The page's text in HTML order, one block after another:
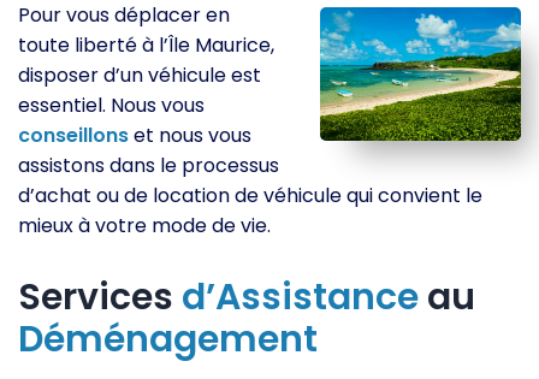
Pour vous déplacer en
toute liberté à l’Île Maurice,
disposer d’un véhicule est
essentiel. Nous vous
conseillonset nous vous
assistons dans le processus
d’achat ou de location de véhicule qui convient le
mieux à votre mode de vie.
Services d’Assistanceau
Déménagement